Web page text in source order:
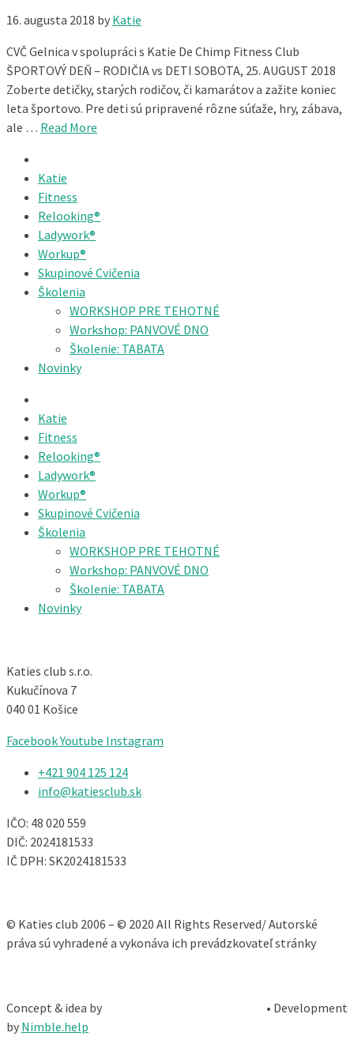
16. augusta 2018 by Katie
CVČ Gelnica v spolupráci s Katie De Chimp Fitness Club
ŠPORTOVÝ DEŇ – RODIČIA vs DETI SOBOTA, 25. AUGUST 2018
Zoberte detičky, starých rodičov, či kamarátov a zažite koniec
leta športovo. Pre deti sú pripravené rôzne súťaže, hry, zábava,
ale … Read More
Katie
Fitness
Relooking®
Ladywork®
Workup®
Skupinové Cvičenia
Školenia
WORKSHOP PRE TEHOTNÉ
Workshop: PANVOVÉ DNO
Školenie: TABATA
Novinky
Katie
Fitness
Relooking®
Ladywork®
Workup®
Skupinové Cvičenia
Školenia
WORKSHOP PRE TEHOTNÉ
Workshop: PANVOVÉ DNO
Školenie: TABATA
Novinky
Katies club s.r.o.
Kukučínova 7
040 01 Košice
FacebookYoutube Instagram
+421 904 125 124​
info@katiesclub.sk
IČO: 48 020 559
DIČ: 2024181533
IČ DPH: SK2024181533
© Katies club 2006 – © 2020 All Rights Reserved/ Autorské
práva sú vyhradené a vykonáva ich prevádzkovateľ stránky
Concept & idea by
• Development
by Nimble.help